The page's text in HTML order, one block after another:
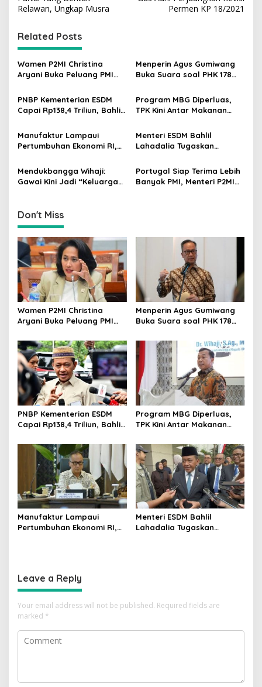
n
a
v
g
a
t
i
o
n
Relawan, Ungkap Musra
Permen KP 18/2021
Related Posts
Wamen P2MI Christina
Aryani Buka Peluang PMI
dan Syaratnya
Menperin Agus Gumiwang
Buka Suara soal PHK 178
Industries
PNBP Kementerian ESDM
Capai Rp138,4 Triliun, Bahlil
Akuntabilitas
Program MBG Diperluas,
TPK Kini Antar Makanan
Balita
Manufaktur Lampaui
Pertumbuhan Ekonomi RI,
Soroti Keberhasilan
Industrialisasi
Menteri ESDM Bahlil
Lahadalia Tugaskan
Pengadaan Migas dan
Pengawasan Kualitas BBM
Mendukbangga Wihaji:
Gawai Kini Jadi “Keluarga
Portugal Siap Terima Lebih
Banyak PMI, Menteri P2MI
Don't Miss
Wamen P2MI Christina
Aryani Buka Peluang PMI
dan Syaratnya
Menperin Agus Gumiwang
Buka Suara soal PHK 178
Industries
PNBP Kementerian ESDM
Capai Rp138,4 Triliun, Bahlil
Akuntabilitas
Program MBG Diperluas,
TPK Kini Antar Makanan
Balita
Manufaktur Lampaui
Pertumbuhan Ekonomi RI,
Menteri ESDM Bahlil
Lahadalia Tugaskan
Leave a Reply
Your email address will not be published. Required fields are
marked *